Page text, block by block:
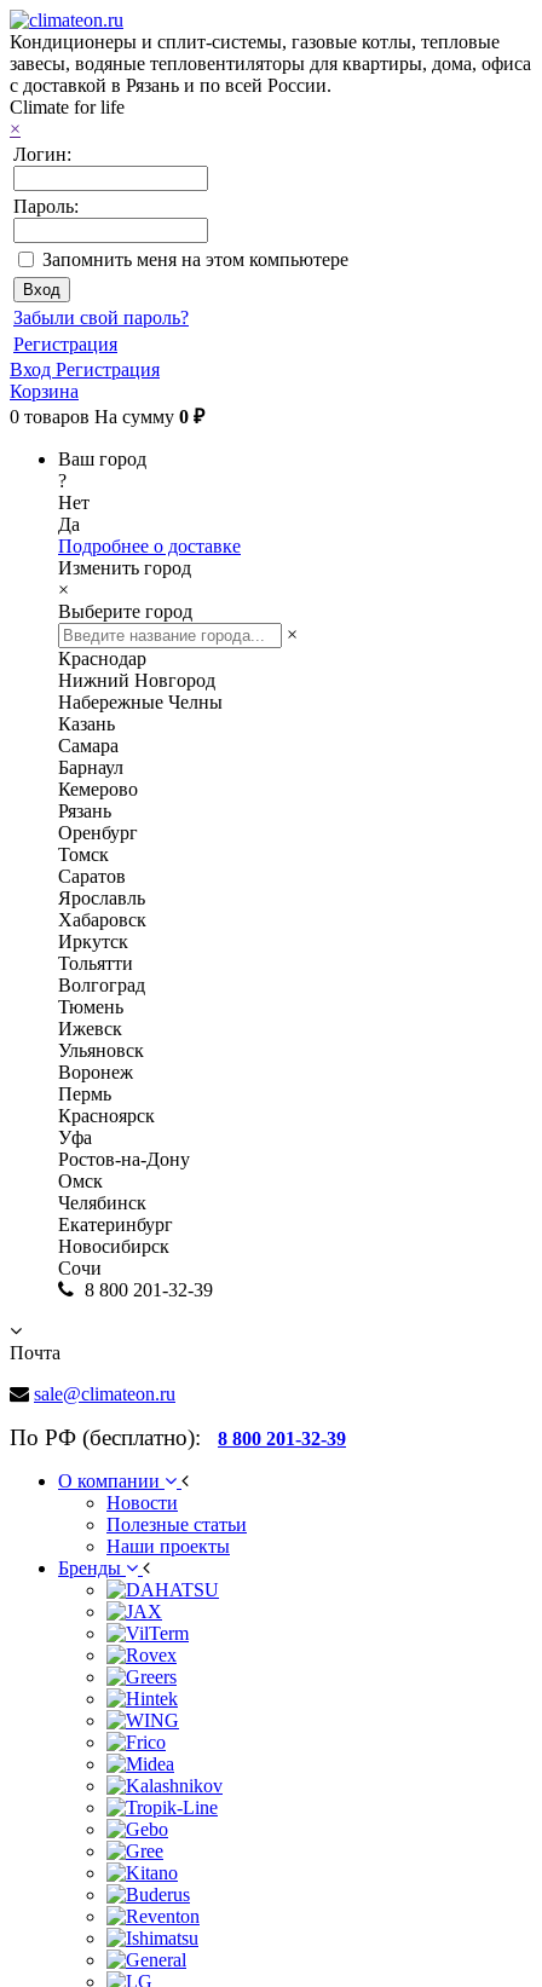
Кондиционеры и сплит-системы, газовые котлы, тепловые
завесы, водяные тепловентиляторы для квартиры, дома, офиса
с доставкой в Рязань и по всей России.
Climate for life
×
Логин:
Пароль:
Запомнить меня на этом компьютере
Забыли свой пароль?
Регистрация
Вход Регистрация
Корзина
0 товаров На сумму 0 ₽
Ваш город
?
Нет
Да
Подробнее о доставке
Изменить город
×
Выберите город
×
Краснодар
Нижний Новгород
Набережные Челны
Казань
Самара
Барнаул
Кемерово
Рязань
Оренбург
Томск
Саратов
Ярославль
Хабаровск
Иркутск
Тольятти
Волгоград
Тюмень
Ижевск
Ульяновск
Воронеж
Пермь
Красноярск
Уфа
Ростов-на-Дону
Омск
Челябинск
Екатеринбург
Новосибирск
Сочи
8 800 201-32-39
Почта
sale@climateon.ru
По РФ (бесплатно): 8 800 201-32-39
О компании
Новости
Полезные статьи
Наши проекты
Бренды